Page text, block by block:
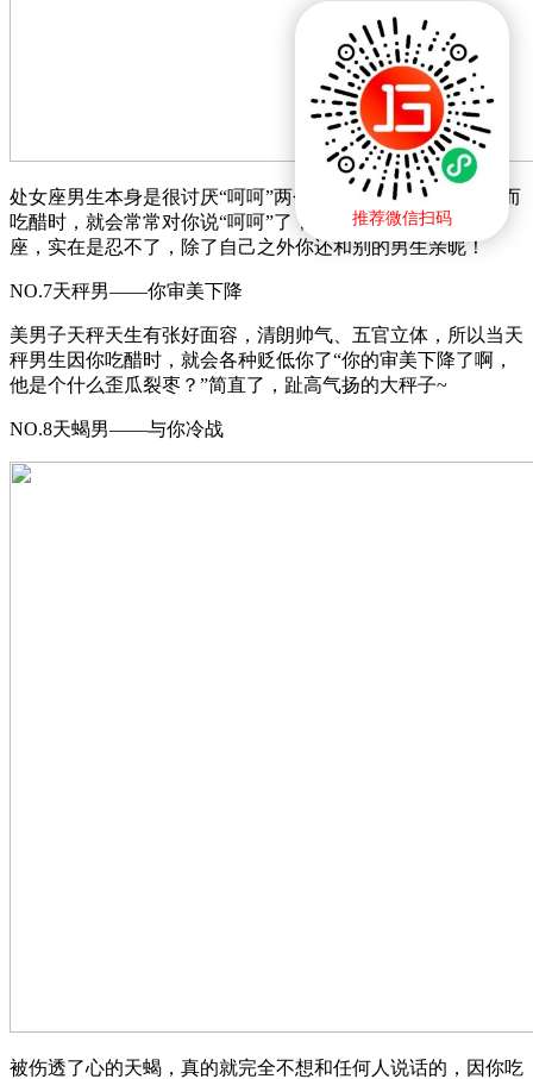
推荐微信扫码
处女座男生本身是很讨厌“呵呵”两个字的，但当处女座因你而
吃醋时，就会常常对你说“呵呵”了，因为有感情洁癖的处女
座，实在是忍不了，除了自己之外你还和别的男生亲昵！
NO.7天秤男——你审美下降
美男子天秤天生有张好面容，清朗帅气、五官立体，所以当天
秤男生因你吃醋时，就会各种贬低你了“你的审美下降了啊，
他是个什么歪瓜裂枣？”简直了，趾高气扬的大秤子~
NO.8天蝎男——与你冷战
被伤透了心的天蝎，真的就完全不想和任何人说话的，因你吃